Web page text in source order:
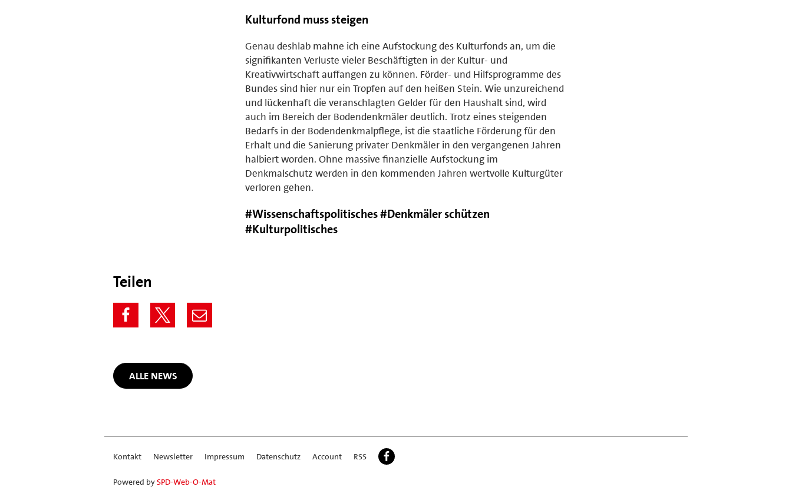
Kulturfond muss steigen
Genau deshlab mahne ich eine Aufstockung des Kulturfonds an, um die
signifikanten Verluste vieler Beschäftigten in der Kultur- und
Kreativwirtschaft auffangen zu können. Förder- und Hilfsprogramme des
Bundes sind hier nur ein Tropfen auf den heißen Stein. Wie unzureichend
und lückenhaft die veranschlagten Gelder für den Haushalt sind, wird
auch im Bereich der Bodendenkmäler deutlich. Trotz eines steigenden
Bedarfs in der Bodendenkmalpflege, ist die staatliche Förderung für den
Erhalt und die Sanierung privater Denkmäler in den vergangenen Jahren
halbiert worden. Ohne massive finanzielle Aufstockung im
Denkmalschutz werden in den kommenden Jahren wertvolle Kulturgüter
verloren gehen.
#Wissenschaftspolitisches #Denkmäler schützen
#Kulturpolitisches
Teilen
ALLE NEWS
Kontakt Newsletter Impressum Datenschutz Account RSS
Powered bySPD-Web-O-Mat